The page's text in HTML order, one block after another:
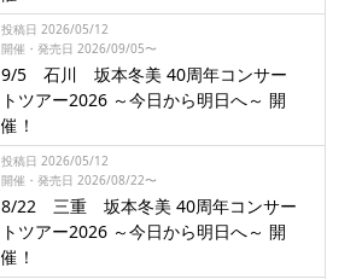
投稿日 2026/05/12
開催・発売日 2026/09/05〜
9/5 石川 坂本冬美 40周年コンサー
トツアー2026 ～今日から明日へ～ 開
催！
投稿日 2026/05/12
開催・発売日 2026/08/22〜
8/22 三重 坂本冬美 40周年コンサー
トツアー2026 ～今日から明日へ～ 開
催！